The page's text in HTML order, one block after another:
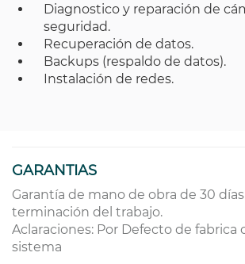
Diagnostico y reparación de
seguridad.
Recuperación de datos.
Backups (respaldo de datos).
Instalación de redes.
GARANTIAS
Garantía de mano de obra de 30
terminación del trabajo.
Aclaraciones: Por Defecto de fabrica
sistema